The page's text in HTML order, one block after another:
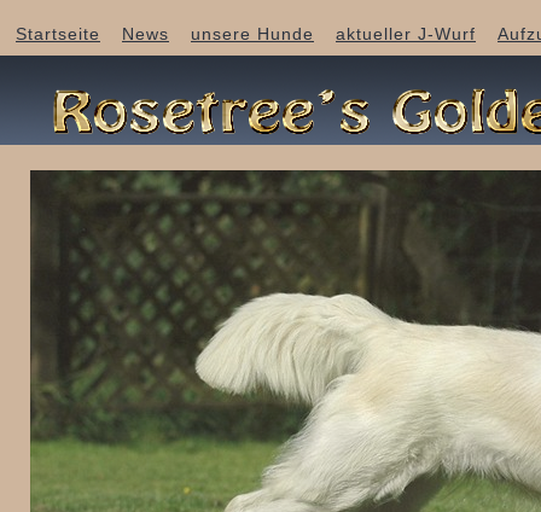
Startseite News unsere Hunde aktueller J-Wurf